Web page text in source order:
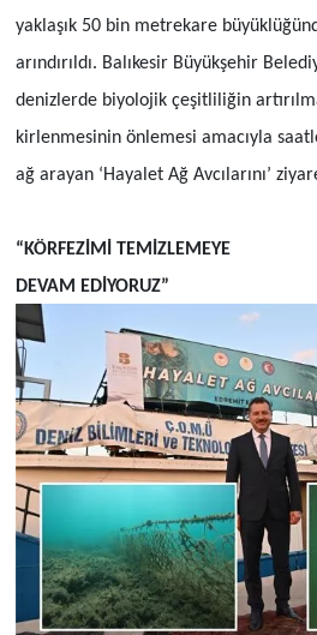
yaklaşık 50 bin metrekare
arındırıldı. Balıkesir Büyükşehir
denizlerde biyolojik çeşitliliğin
kirlenmesinin önlemesi amacıyla
ağ arayan ‘Hayalet Ağ Avcılarını’
“KÖRFEZİMİ TEMİZLEMEYE
DEVAM EDİYORUZ”